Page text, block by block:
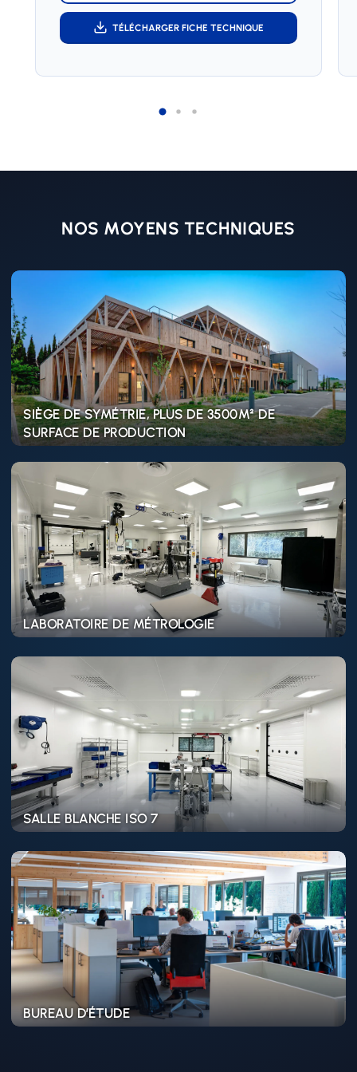
TÉLÉCHARGER FICHE TECHNIQUE
NOS MOYENS TECHNIQUES
SIÈGE DE SYMÉTRIE, PLUS DE 3500M² DE
SURFACE DE PRODUCTION
Learn
more
LABORATOIRE DE MÉTROLOGIE
Learn
more
SALLE BLANCHE ISO 7
Learn
BUREAU D’ÉTUDE
Learn
more